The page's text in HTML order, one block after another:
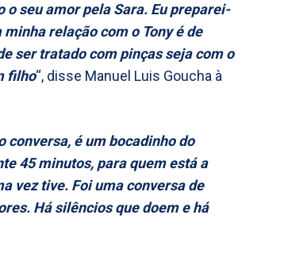
o seu amor pela Sara. Eu preparei-
relação com o Tony é de
ser tratado com pinças seja com o
filho“, disse Manuel Luis Goucha à
conversa, é um bocadinho do
45 minutos, para quem está a
vez tive. Foi uma conversa de
Há silêncios que doem e há